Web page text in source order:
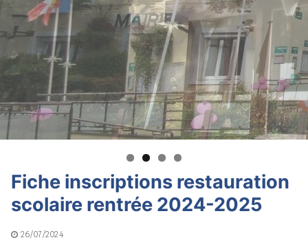
Fiche inscriptions restauration
scolaire rentrée 2024-2025
26/07/2024